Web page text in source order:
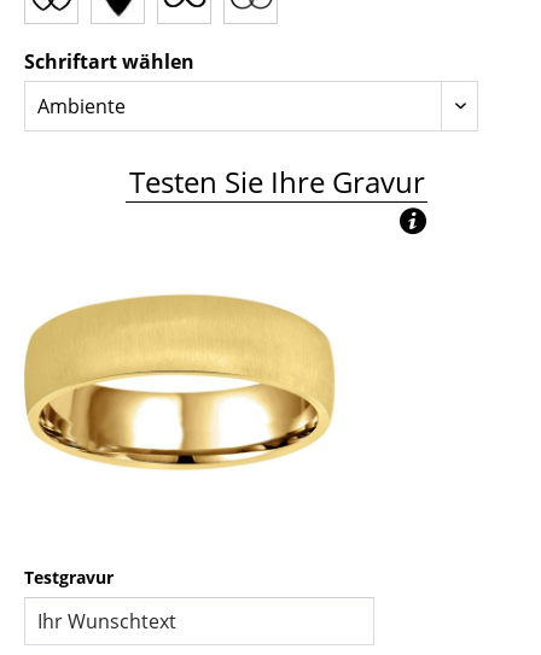
Schriftart wählen
Testen Sie Ihre Gravur
Testgravur